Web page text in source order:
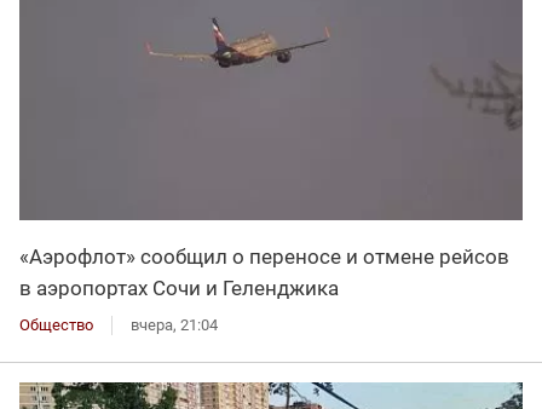
«Аэрофлот» сообщил о переносе и отмене рейсов
в аэропортах Сочи и Геленджика
Общество вчера, 21:04